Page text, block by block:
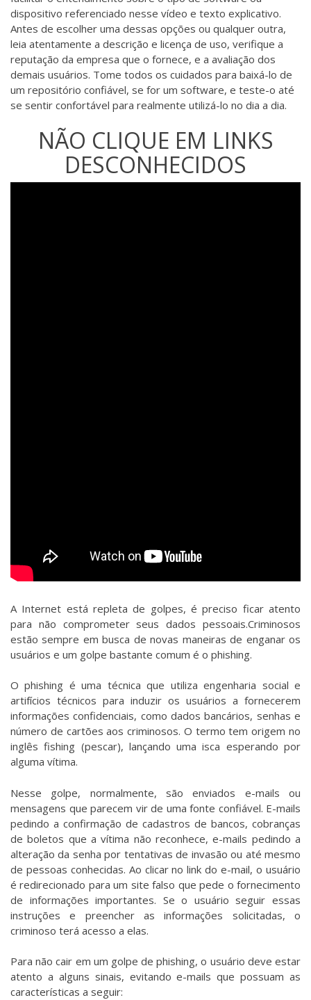
dispositivo referenciado nesse vídeo e texto explicativo.
Antes de escolher uma dessas opções ou qualquer outra,
leia atentamente a descrição e licença de uso, verifique a
reputação da empresa que o fornece, e a avaliação dos
demais usuários. Tome todos os cuidados para baixá-lo de
um repositório confiável, se for um software, e teste-o até
se sentir confortável para realmente utilizá-lo no dia a dia.
NÃO CLIQUE EM LINKS
DESCONHECIDOS
A Internet está repleta de golpes, é preciso ficar atento
para não comprometer seus dados pessoais.Criminosos
estão sempre em busca de novas maneiras de enganar os
usuários e um golpe bastante comum é o phishing.
O phishing é uma técnica que utiliza engenharia social e
artifícios técnicos para induzir os usuários a fornecerem
informações confidenciais, como dados bancários, senhas e
número de cartões aos criminosos. O termo tem origem no
inglês fishing (pescar), lançando uma isca esperando por
alguma vítima.
Nesse golpe, normalmente, são enviados e-mails ou
mensagens que parecem vir de uma fonte confiável. E-mails
pedindo a confirmação de cadastros de bancos, cobranças
de boletos que a vítima não reconhece, e-mails pedindo a
alteração da senha por tentativas de invasão ou até mesmo
de pessoas conhecidas. Ao clicar no link do e-mail, o usuário
é redirecionado para um site falso que pede o fornecimento
de informações importantes. Se o usuário seguir essas
instruções e preencher as informações solicitadas, o
criminoso terá acesso a elas.
Para não cair em um golpe de phishing, o usuário deve estar
atento a alguns sinais, evitando e-mails que possuam as
características a seguir: